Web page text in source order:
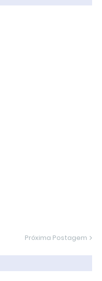
Próxima Postagem